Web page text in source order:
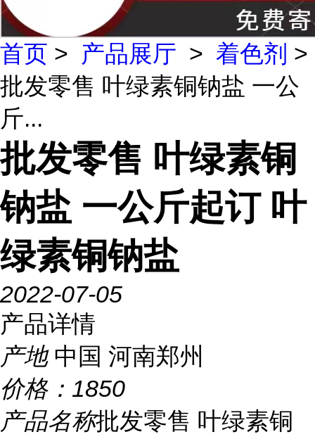
首页 > 产品展厅 > 着色剂 >
批发零售 叶绿素铜钠盐 一公
斤...
批发零售 叶绿素铜
钠盐 一公斤起订 叶
绿素铜钠盐
2022-07-05
产品详情
产地 中国 河南郑州
价格： 1850
产品名称批发零售 叶绿素铜